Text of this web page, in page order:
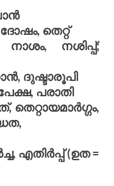
തെറ്റ്
നശിപ്പ്;
ദുഷ്ടാരൂപി
പരാതി
എതിര്‍പ്പ് (ഉത =